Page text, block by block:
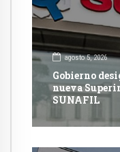
agosto 5, 2026
Gobierno
nueva
SUNAFIL